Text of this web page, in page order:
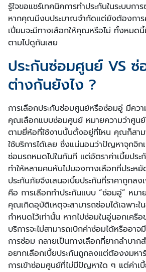
รู้ใจขอแชร์เทคนิคการทำประกันในระบบก
หากคุณมีงบประมาณจำกัดแต่ยังต้องการ
เปี่ยมจะมีทางเลือกให้คุณหรือไม่ ทั้งหมด
ตามไปดูกันเลย
ประกันซ่อมศูนย์ VS
ต่างกันยังไง ?
การเลือกประกันซ่อมศูนย์หรือซ่อมอู่ มีคว
คุณเลือกแบบซ่อมศูนย์ หมายความว่าศูน
ตามยี่ห้อที่ใช้งานนั้นตั้งอยู่ที่ไหน คุณก็สาม
ใช้บริการได้เลย ซึ่งแน่นอนว่าปัญหาจุกจิก
ซ่อมรถหมดไปในทันที แต่อัตราค่าเบี้ยประ
ทำให้หลายคนหันไปมองทางเลือกที่ประห
ประกันภัยจึงเสนอเบี้ยประกันที่ราคาถูกลง
คือ การเลือกทำประกันแบบ “ซ่อมอู่” หม
คุณเกิดอุบัติเหตุจะสามารถซ่อมได้เฉพาะ
กำหนดไว้เท่านั้น หากไปซ่อมในอู่นอกเครือ
บริการจะไม่สามารถเบิกค่าซ่อมได้หรืออาจ
การซ่อม กลายเป็นทางเลือกที่ยากลำบาก
อยากเลือกเบี้ยประกันถูกลงแต่ต้องงมห
การเข้าซ่อมศูนย์ที่ไม่มีปัญหาใด ๆ แต่ค่าเ